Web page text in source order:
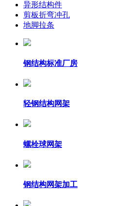
异形结构件
剪板折弯冲孔
地脚拉条
钢结构标准厂房
轻钢结构网架
螺栓球网架
钢结构网架加工